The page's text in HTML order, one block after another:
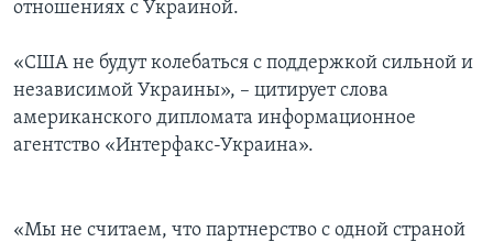
отношениях с Украиной.
«США не будут колебаться с поддержкой сильной и
независимой Украины», – цитирует слова
американского дипломата информационное
агентство «Интерфакс-Украина».
«Мы не считаем, что партнерство с одной страной